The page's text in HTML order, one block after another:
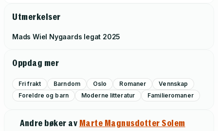
Utmerkelser
Mads Wiel Nygaards legat 2025
Oppdag mer
Fri frakt Barndom Oslo Romaner
Vennskap
Foreldre og barn
Moderne litteratur Familieromaner
Andre bøker av Marte Magnusdotter Solem